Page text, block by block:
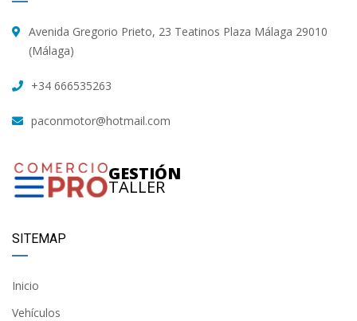
Avenida Gregorio Prieto, 23 Teatinos Plaza Málaga 29010
(Málaga)
+34 666535263
paconmotor@hotmail.com
GESTIÓN
TALLER
SITEMAP
Inicio
Vehículos